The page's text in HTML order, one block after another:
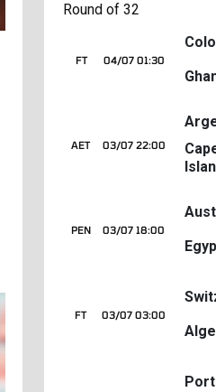
Round of 32
04/07 01:30
FT
03/07 22:00
AET
03/07 18:00
PEN
03/07 03:00
FT